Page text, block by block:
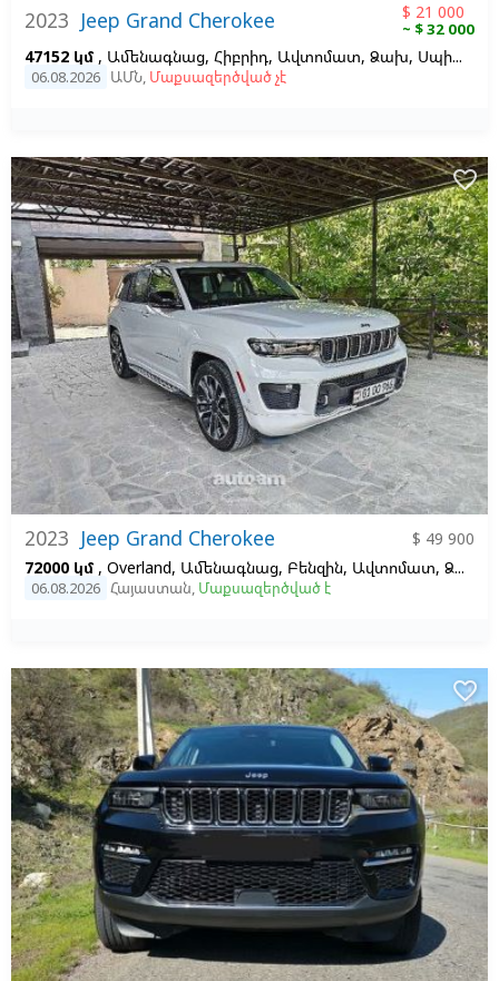
2023 Jeep Grand Cherokee $ 21 000
~ $ 32 000
47152 կմ , Ամենագնաց, Հիբրիդ, Ավտոմատ, Ձախ, Սպիտակ
06.08.2026 ԱՄՆ, Մաքսազերծված չէ
2023 Jeep Grand Cherokee
$ 49 900
72000 կմ , Overland, Ամենագնաց, Բենզին, Ավտոմատ, Ձախ,
06.08.2026 Հայաստան, Մաքսազերծված է
favorite_border
favorite_border